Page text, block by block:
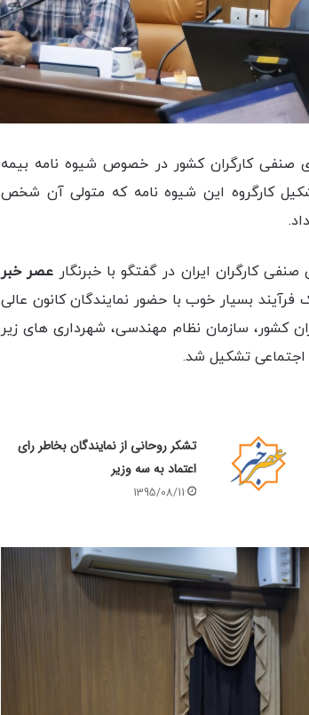
صنفی کارگران کشور در خصوص شیوه نامه بیمه
کارگروه این شیوه نامه که متولی آن شخص
کارگران ایران در گفتگو با خبرنگار عصر خبر
فرآیند بسیار خوب با حضور نمایندگان کانون عالی
کشور، سازمان نظام مهندسی، شهرداری های زیر
اجتماعی تشکیل شد.
تشکر روحانی از نمایندگان بخاطر رای
اعتماد به سه وزیر
1395/08/11